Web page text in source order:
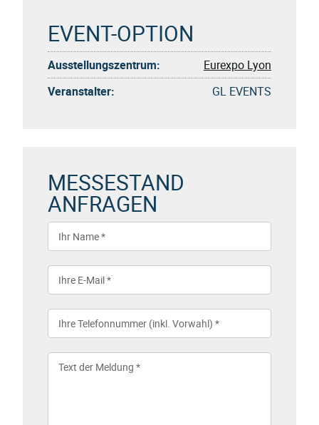
EVENT-OPTION
Ausstellungszentrum:
Eurexpo Lyon
Veranstalter:
GL EVENTS
MESSESTAND
ANFRAGEN